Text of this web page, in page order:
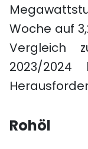
Woche auf
Vergleich
2023/
Rohöl